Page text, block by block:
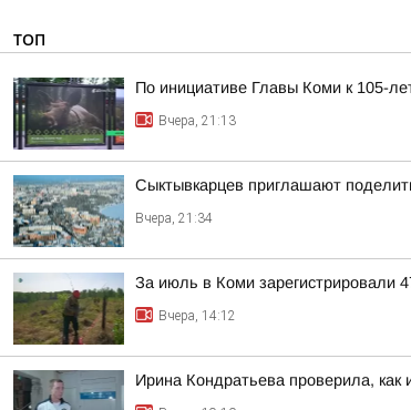
ТОП
По инициативе Главы Коми к 105-
Вчера, 21:13
Сыктывкарцев приглашают
Вчера, 21:34
За июль в Коми зарегистрировали
Вчера, 14:12
Ирина Кондратьева проверила, как